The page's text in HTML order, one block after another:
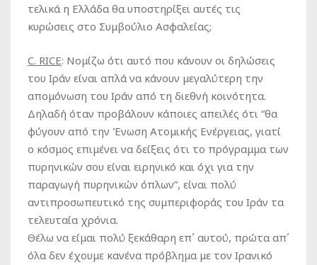
τελικά η Ελλάδα θα υποστηρίξει αυτές τις
κυρώσεις στο Συμβούλιο Ασφαλείας;
C. RICE: Νομίζω ότι αυτό που κάνουν οι δηλώσεις
του Ιράν είναι απλά να κάνουν μεγαλύτερη την
απομόνωση του Ιράν από τη διεθνή κοινότητα.
Δηλαδή όταν προβάλουν κάποιες απειλές ότι “θα
φύγουν από την Ένωση Ατομικής Ενέργειας, γιατί
ο κόσμος επιμένει να δείξεις ότι το πρόγραμμα των
πυρηνικών σου είναι ειρηνικό και όχι για την
παραγωγή πυρηνικών όπλων”, είναι πολύ
αντιπροσωπευτικό της συμπεριφοράς του Ιράν τα
τελευταία χρόνια.
Θέλω να είμαι πολύ ξεκάθαρη επ΄ αυτού, πρώτα απ΄
όλα δεν έχουμε κανένα πρόβλημα με τον Ιρανικό